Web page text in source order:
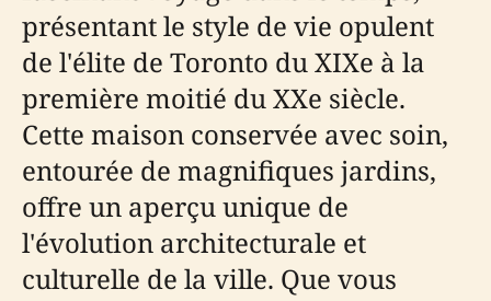
présentant le style de vie opulent
de l'élite de Toronto du XIXe à la
première moitié du XXe siècle.
Cette maison conservée avec soin,
entourée de magnifiques jardins,
offre un aperçu unique de
l'évolution architecturale et
culturelle de la ville. Que vous